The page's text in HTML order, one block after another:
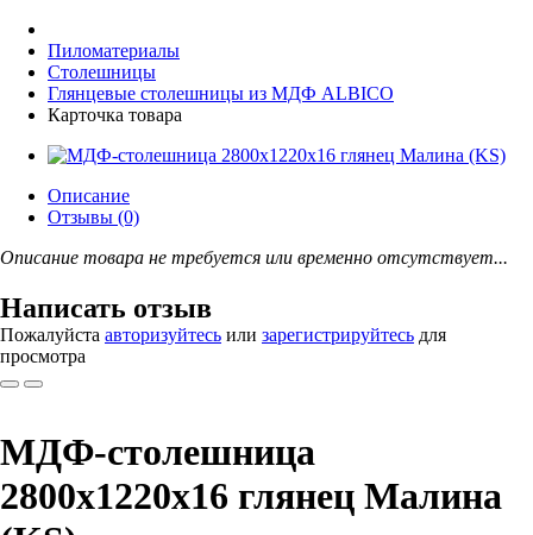
Пиломатериалы
Столешницы
Глянцевые столешницы из МДФ ALBICO
Карточка товара
Описание
Отзывы (0)
Описание товара не требуется или временно отсутствует...
Написать отзыв
Пожалуйста авторизуйтесь или зарегистрируйтесь для
просмотра
МДФ-столешница
2800х1220х16 глянец Малина